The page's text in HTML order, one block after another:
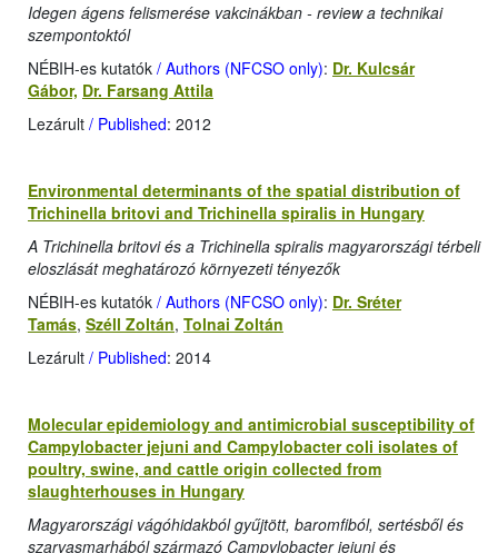
Idegen ágens felismerése vakcinákban - review a technikai
szempontoktól
NÉBIH-es kutatók / Authors (NFCSO only): Dr. Kulcsár
Gábor, Dr. Farsang Attila
Lezárult / Published: 2012
Environmental determinants of the spatial distribution of
Trichinella britovi and Trichinella spiralis in Hungary
A Trichinella britovi és a Trichinella spiralis magyarországi térbeli
eloszlását meghatározó környezeti tényezők
NÉBIH-es kutatók / Authors (NFCSO only): Dr. Sréter
Tamás, Széll Zoltán, Tolnai Zoltán
Lezárult / Published: 2014
Molecular epidemiology and antimicrobial susceptibility of
Campylobacter jejuni and Campylobacter coli isolates of
poultry, swine, and cattle origin collected from
slaughterhouses in Hungary
Magyarországi vágóhidakból gyűjtött, baromfiból, sertésből és
szarvasmarhából származó Campylobacter jejuni és